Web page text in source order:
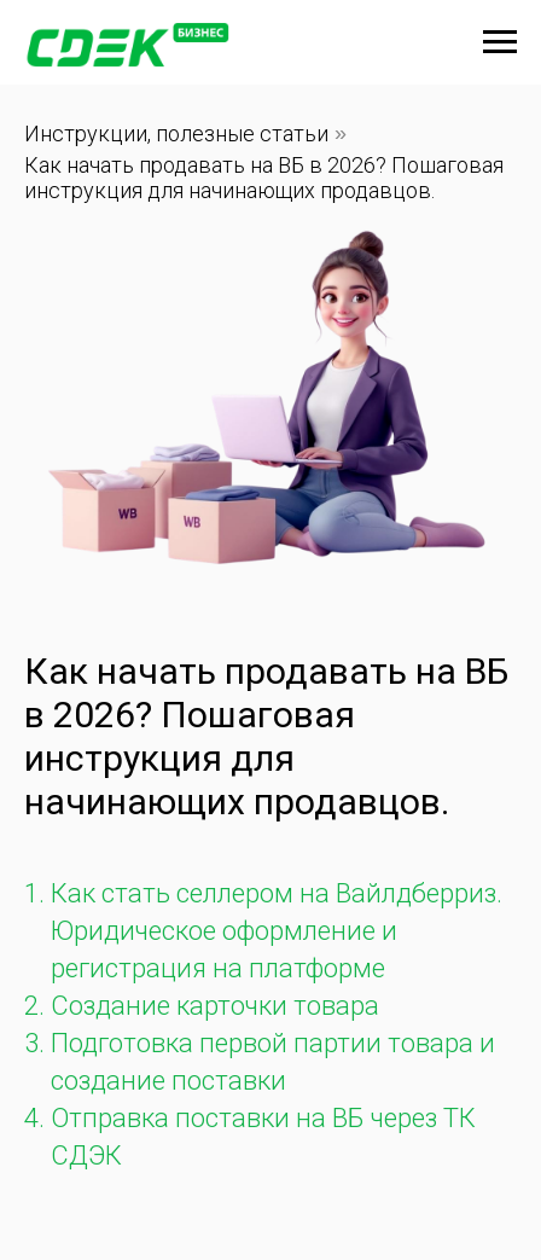
Инструкции, полезные статьи »
Как начать продавать на ВБ в 2026? Пошаговая
инструкция для начинающих продавцов.
Как начать продавать на ВБ
в 2026? Пошаговая
инструкция для
начинающих продавцов.
Как стать селлером на Вайлдберриз.
Юридическое оформление и
регистрация на платформе
Создание карточки товара
Подготовка первой партии товара и
создание поставки
Отправка поставки на ВБ через ТК
СДЭК